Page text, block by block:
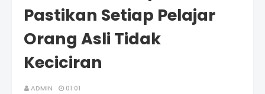
Pastikan Setiap Pelajar
Orang Asli Tidak
Keciciran
ADMIN 01:01